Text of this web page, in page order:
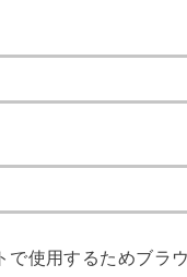
で使用するためブラ